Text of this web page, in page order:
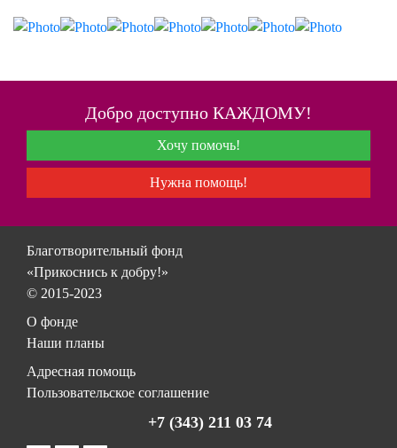
Добро доступно КАЖДОМУ!
Хочу помочь!
Нужна помощь!
Благотворительный фонд
«Прикоснись к добру!»
© 2015-2023
О фонде
Наши планы
Адресная помощь
Пользовательское соглашение
+7 (343) 211 03 74